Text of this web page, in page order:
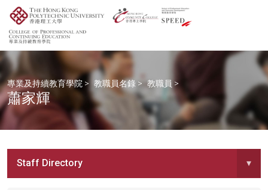
專業及持續教育學院 > 教職員名錄 > 教職員 >
蕭家輝
Staff Directory ▾